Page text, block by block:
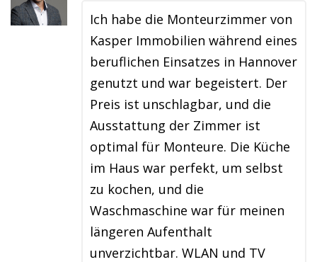
Ich habe die Monteurzimmer von
Kasper Immobilien während eines
beruflichen Einsatzes in Hannover
genutzt und war begeistert. Der
Preis ist unschlagbar, und die
Ausstattung der Zimmer ist
optimal für Monteure. Die Küche
im Haus war perfekt, um selbst
zu kochen, und die
Waschmaschine war für meinen
längeren Aufenthalt
unverzichtbar. WLAN und TV